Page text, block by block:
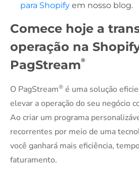
para Shopify em nosso blog.
Comece hoje a
operação na
PagStream®
O PagStream® é uma solução
elevar a operação do seu negócio
Ao criar um programa
recorrentes por meio de uma
você ganhará mais eficiência,
faturamento.